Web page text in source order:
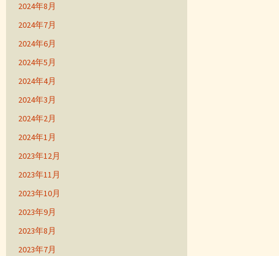
2024年8月
2024年7月
2024年6月
2024年5月
2024年4月
2024年3月
2024年2月
2024年1月
2023年12月
2023年11月
2023年10月
2023年9月
2023年8月
2023年7月